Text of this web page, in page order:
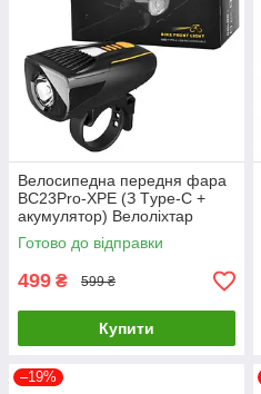
Велосипедна передня фара
BC23Pro-XPE (З Тype-C +
акумулятор) Велоліхтар
Готово до відправки
499 ₴ 599 ₴
Купити
–19%